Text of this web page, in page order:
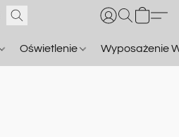
Oświetlenie Wyposażenie